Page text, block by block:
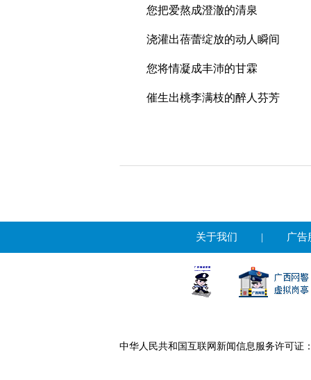
您把爱熬成澄澈的清泉
浇灌出蓓蕾绽放的动人瞬间
您将情凝成丰沛的甘霖
催生出桃李满枝的醉人芬芳
关于我们 | 广告
中华人民共和国互联网新闻信息服务许可证